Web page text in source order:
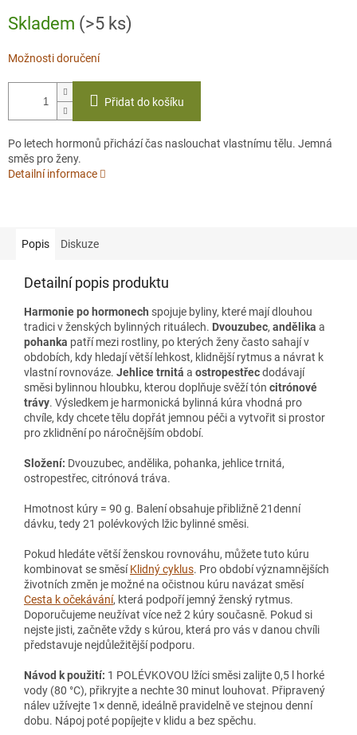
cena:
Skladem (>5 ks)
Možnosti doručení
Přidat do košíku
Po letech hormonů přichází čas naslouchat vlastnímu tělu. Jemná
směs pro ženy.
Detailní informace
Popis Diskuze
Detailní popis produktu
Harmonie po hormonech spojuje byliny, které mají dlouhou
tradici v ženských bylinných rituálech. Dvouzubec, andělika a
pohanka patří mezi rostliny, po kterých ženy často sahají v
obdobích, kdy hledají větší lehkost, klidnější rytmus a návrat k
vlastní rovnováze. Jehlice trnitá a ostropestřecdodávají
směsi bylinnou hloubku, kterou doplňuje svěží tón citrónové
trávy. Výsledkem je harmonická bylinná kúra vhodná pro
chvíle, kdy chcete tělu dopřát jemnou péči a vytvořit si prostor
pro zklidnění po náročnějším období.
Složení: Dvouzubec, andělika, pohanka, jehlice trnitá,
ostropestřec, citrónová tráva.
Hmotnost kúry = 90 g. Balení obsahuje přibližně 21denní
dávku, tedy 21 polévkových lžic bylinné směsi.
Pokud hledáte větší ženskou rovnováhu, můžete tuto kúru
kombinovat se směsíKlidný cyklus. Pro období významnějších
životních změn je možné na očistnou kúru navázat směsí
Cesta k očekávání, která podpoří jemný ženský rytmus.
Doporučujeme neužívat více než 2 kúry současně. Pokud si
nejste jisti, začněte vždy s kúrou, která pro vás v danou chvíli
představuje nejdůležitější podporu.
Návod k použití: 1 POLÉVKOVOU lžíci směsi zalijte 0,5 l horké
vody (80 °C), přikryjte a nechte 30 minut louhovat. Připravený
nálev užívejte 1× denně, ideálně pravidelně ve stejnou denní
dobu. Nápoj poté popíjejte v klidu a bez spěchu.